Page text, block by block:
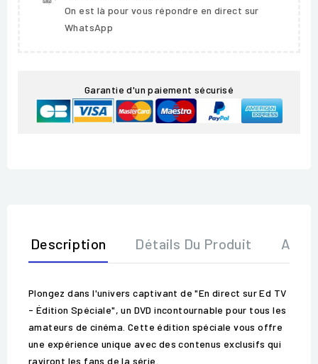
On est là pour vous répondre en direct sur
WhatsApp
Garantie d'un paiement sécurisé
Description Détails Du Produit Avis
Plongez dans l'univers captivant de "En direct sur Ed TV
- Édition Spéciale", un DVD incontournable pour tous les
amateurs de cinéma. Cette édition spéciale vous offre
une expérience unique avec des contenus exclusifs qui
raviront les fans de la série.